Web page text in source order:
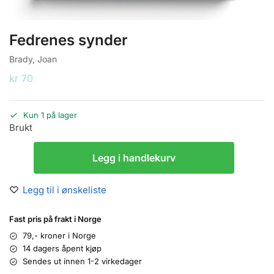
Fedrenes synder
Brady, Joan
kr 70
Kun 1 på lager
Brukt
Legg i handlekurv
Legg til i ønskeliste
Fast pris på frakt i Norge
79,- kroner i Norge
14 dagers åpent kjøp
Sendes ut innen 1-2 virkedager